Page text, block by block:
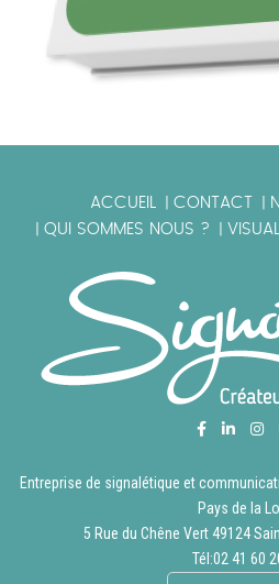
ACCUEIL CONTACT
QUI SOMMES NOUS ?
Entreprise de signalétique et
Pays de la
5 Rue du Chêne Vert 49124
Tél:02 41 60